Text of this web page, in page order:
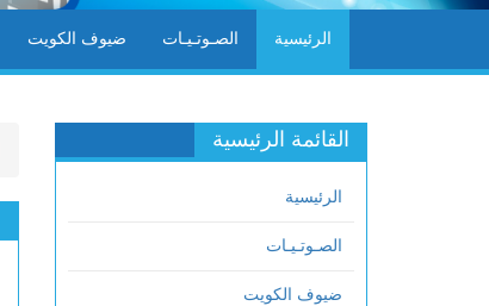
الرئيسية الصـوتـيـات ضيوف الكويت
القائمة الرئيسية
الرئيسية
الصـوتـيـات
ضيوف الكويت